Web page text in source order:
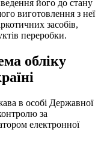
його до стану
виготовлення з неї
засобів,
переробки.
обліку
в особі Державної
за
електронної